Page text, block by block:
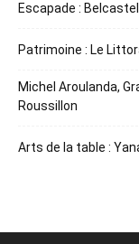
Escapade :
Patrimoine : Le
Michel Aroulanda,
Roussillon
Arts de la table :